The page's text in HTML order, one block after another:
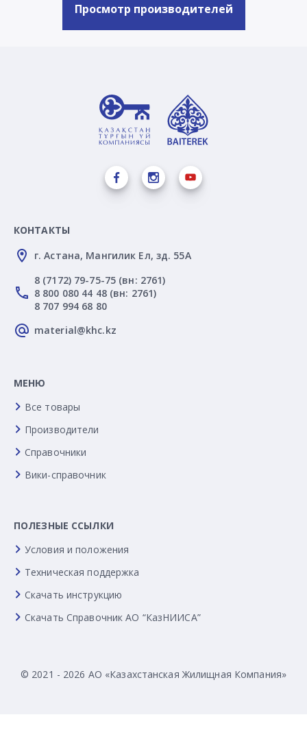
Просмотр производителей
КОНТАКТЫ
г. Астана, Мангилик Ел, зд. 55А
8 (7172) 79-75-75 (вн: 2761)
8 800 080 44 48 (вн: 2761)
8 707 994 68 80
material@khc.kz
МЕНЮ
Все товары
Производители
Справочники
Вики-справочник
ПОЛЕЗНЫЕ ССЫЛКИ
Условия и положения
Техническая поддержка
Скачать инструкцию
Скачать Справочник АО “КазНИИСА”
© 2021 - 2026 АО «Казахстанская Жилищная Компания»